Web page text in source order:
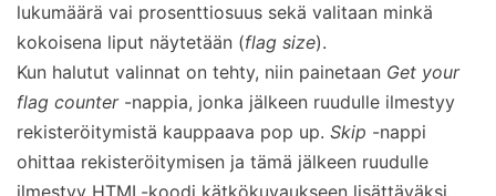
lukumäärä vai prosenttiosuus sekä valitaan minkä
kokoisena liput näytetään (flag size).
Kun halutut valinnat on tehty, niin painetaan Get your
flag counter-nappia, jonka jälkeen ruudulle ilmestyy
rekisteröitymistä kauppaava pop up. Skip -nappi
ohittaa rekisteröitymisen ja tämä jälkeen ruudulle